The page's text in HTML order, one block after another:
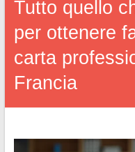
Tutto quello
per ottenere
carta
Francia